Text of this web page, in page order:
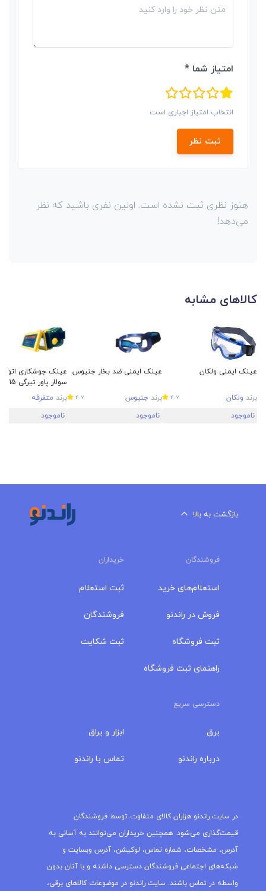
امتیاز شما *
انتخاب امتیاز اجباری است
ثبت نظر
هنوز نظری ثبت نشده است. اولین نفری باشید که نظر
می‌دهد!
کالاهای مشابه
عینک ایمنی ولکان
برند ولکان 4.7
ناموجود
عینک ایمنی ضد بخار جنیوس
برند جنیوس 4.7
ناموجود
عینک جوشکاری
سولار پاور تیرگی DIN15
برند متفرقه
ناموجود
بازگشت به بالا
فروشندگان خریداران
استعلام‌های خرید
فروش در راندنو
ثبت فروشگاه
راهنمای ثبت فروشگاه
ثبت استعلام
فروشندگان
ثبت شکایت
دسترسی سریع
برق
درباره‌ راندنو
ابزار و یراق
تماس با راندنو
در سایت راندنو هزاران کالای متفاوت توسط فروشندگان
قیمت‌گذاری می‌شود. همچنین خریداران می‌توانند به آسانی به
آدرس، مشخصات، شماره تماس، لوکیشن، آدرس وبسایت و
شبکه‌های اجتماعی فروشندگان دسترسی داشته و با آنان بدون
واسطه در تماس باشند. سایت راندنو در موضوعات کالاهای برقی،